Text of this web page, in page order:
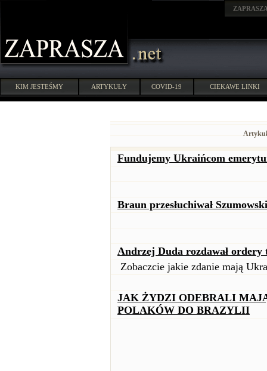
KIM JESTEŚMY ARTYKUŁY COVID-19 CIEKAWE LINKI
Fundujemy Ukraińcom
Braun przesłuchiwał
Andrzej Duda rozdawał
Zobaczcie jakie zdanie mają
JAK ŻYDZI ODEBRALI
POLAKÓW DO BRAZYLII